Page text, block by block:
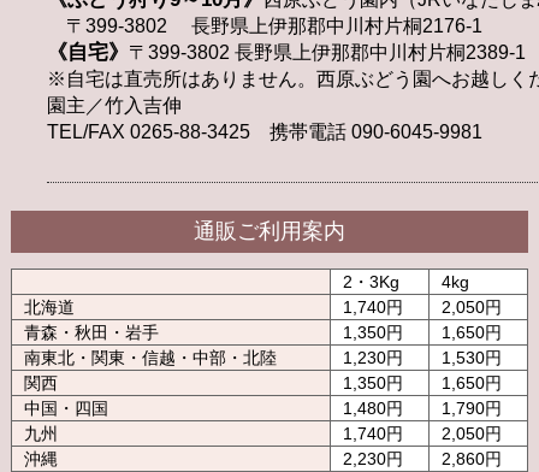
〒399-3802 長野県上伊那郡中川村片桐2176-1
《自宅》 〒399-3802 長野県上伊那郡中川村片桐2389-1
※自宅は直売所はありません。西原ぶどう園へお越しく
園主／竹入吉伸
TEL/FAX 0265-88-3425 携帯電話 090-6045-9981
通販ご利用案内
2・3Kg
4kg
北海道
1,740円
2,050円
青森・秋田・岩手
1,350円
1,650円
南東北・関東・信越・中部・北陸
1,230円
1,530円
関西
1,350円
1,650円
中国・四国
1,480円
1,790円
九州
1,740円
2,050円
沖縄
2,230円
2,860円